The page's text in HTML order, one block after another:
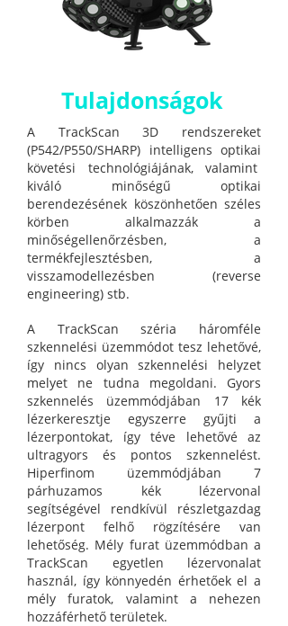
Tulajdonságok
A TrackScan 3D rendszereket
(P542/P550/SHARP) intelligens optikai
követési technológiájának, valamint
kiváló minőségű optikai
berendezésének köszönhetően széles
körben alkalmazzák a
minőségellenőrzésben, a
termékfejlesztésben, a
visszamodellezésben (reverse
engineering) stb.
A TrackScan széria háromféle
szkennelési üzemmódot tesz lehetővé,
így nincs olyan szkennelési helyzet
melyet ne tudna megoldani. Gyors
szkennelés üzemmódjában 17 kék
lézerkeresztje egyszerre gyűjti a
lézerpontokat, így téve lehetővé az
ultragyors és pontos szkennelést.
Hiperfinom üzemmódjában 7
párhuzamos kék lézervonal
segítségével rendkívül részletgazdag
lézerpont felhő rögzítésére van
lehetőség. Mély furat üzemmódban a
TrackScan egyetlen lézervonalat
használ, így könnyedén érhetőek el a
mély furatok, valamint a nehezen
hozzáférhető területek.